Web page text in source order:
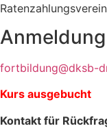
fortbildung@dksb-
Kurs ausgebucht
Kontakt für